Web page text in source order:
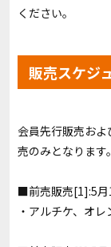
ください。
販売スケジ
会員先行販売お
売のみとなります。
■前売販売[1]:5月
・アルチケ、オ